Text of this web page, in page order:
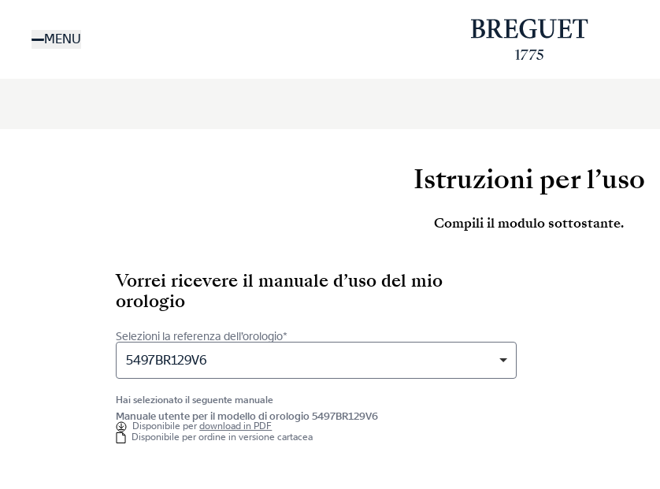
contenutoMENU
Istruzioni per l’uso
Compili il modulo sottostante.
Vorrei ricevere il manuale d’uso del mio
orologio
Selezioni la referenza dell’orologio*
5497BR129V6
Hai selezionato il seguente manuale
Manuale utente per il modello di orologio 5497BR129V6
Disponibile perdownload in PDF
Disponibile per ordine in versione cartacea